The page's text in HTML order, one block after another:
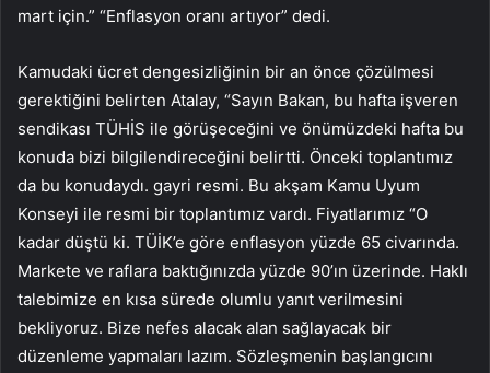
mart için.” “Enflasyon oranı artıyor” dedi.
Kamudaki ücret dengesizliğinin bir an önce çözülmesi
gerektiğini belirten Atalay, “Sayın Bakan, bu hafta işveren
sendikası TÜHİS ile görüşeceğini ve önümüzdeki hafta bu
konuda bizi bilgilendireceğini belirtti. Önceki toplantımız
da bu konudaydı. gayri resmi. Bu akşam Kamu Uyum
Konseyi ile resmi bir toplantımız vardı. Fiyatlarımız “O
kadar düştü ki. TÜİK’e göre enflasyon yüzde 65 civarında.
Markete ve raflara baktığınızda yüzde 90’ın üzerinde. Haklı
talebimize en kısa sürede olumlu yanıt verilmesini
bekliyoruz. Bize nefes alacak alan sağlayacak bir
düzenleme yapmaları lazım. Sözleşmenin başlangıcını